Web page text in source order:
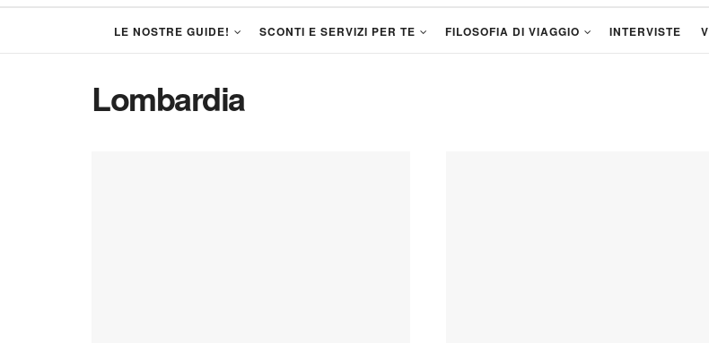
LE NOSTRE GUIDE! SCONTI E SERVIZI PER TE FILOSOFIA DI VIAGGIO INTERVISTE
Lombardia